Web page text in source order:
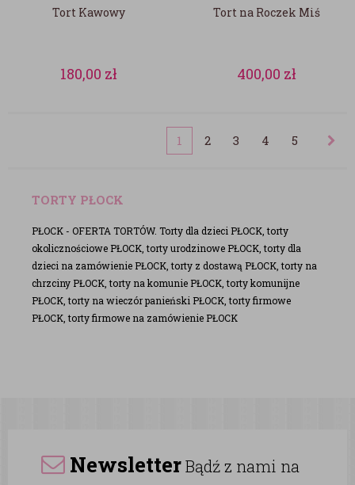
Tort Kawowy
180,00 zł
Tort na Roczek Miś
400,00 zł
1 2 3 4 5
TORTY PŁOCK
PŁOCK - OFERTA TORTÓW. Torty dla dzieci PŁOCK, torty
okolicznościowe PŁOCK, torty urodzinowe PŁOCK, torty dla
dzieci na zamówienie PŁOCK, torty z dostawą PŁOCK, torty na
chrzciny PŁOCK, torty na komunie PŁOCK, torty komunijne
PŁOCK, torty na wieczór panieński PŁOCK, torty firmowe
PŁOCK, torty firmowe na zamówienie PŁOCK
NewsletterBądź z nami na